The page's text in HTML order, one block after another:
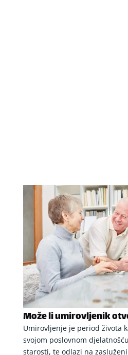
Može li umirovljenik
Umirovljenje je period života
svojom poslovnom
starosti, te odlazi na